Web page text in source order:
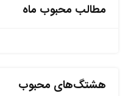
مطالب محبوب ماه
هشتگ‌های محبوب